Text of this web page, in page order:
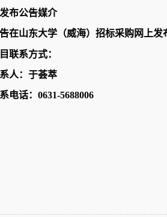
发布公告媒介
在山东大学（威海）招标采购网上发
联系方式：
人：于荟萃
电话：0631-5688006